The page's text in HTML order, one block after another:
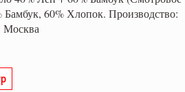
60% Хлопок. Производство:
Москва